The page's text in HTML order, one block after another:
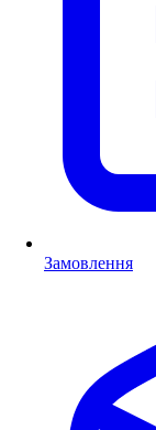
Замовлення